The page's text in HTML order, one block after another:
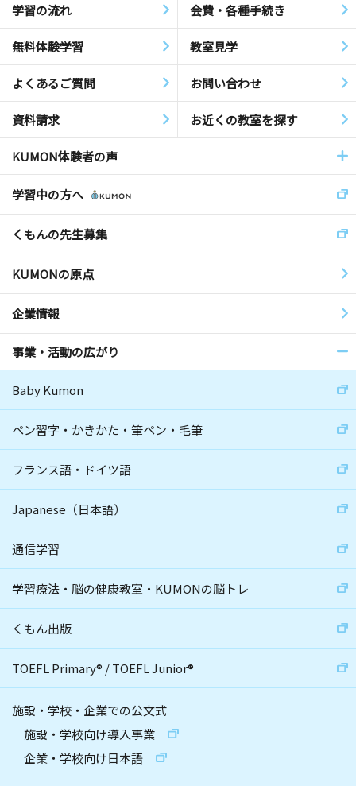
学習の流れ 会費・各種手続き
無料体験学習 教室見学
よくあるご質問 お問い合わせ
資料請求 お近くの教室を探す
KUMON体験者の声
学習中の方へ
くもんの先生募集
KUMONの原点
企業情報
事業・活動の広がり
Baby Kumon
ペン習字・かきかた・筆ペン・毛筆
フランス語・ドイツ語
Japanese（日本語）
通信学習
学習療法・脳の健康教室・KUMONの脳トレ
くもん出版
TOEFL Primary® /TOEFL Junior®
施設・学校・企業での公文式
施設・学校向け導入事業
企業・学校向け日本語